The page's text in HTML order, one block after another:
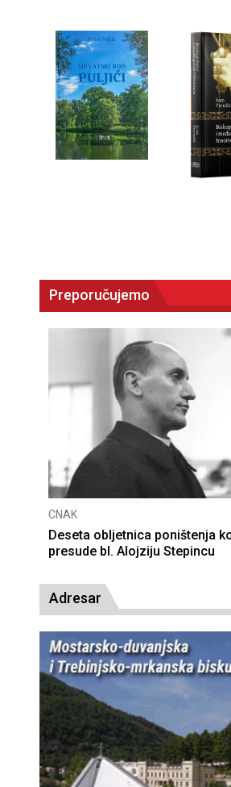
Preporučujemo
CNAK
Deseta obljetnica poništenja
presude bl. Alojziju Stepincu
Adresar